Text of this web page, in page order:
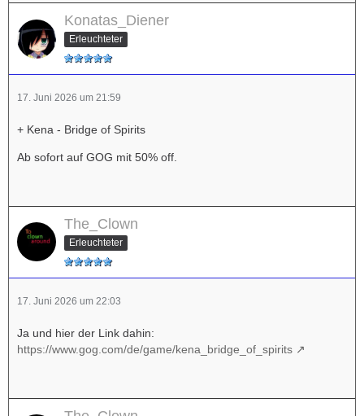
Konatas_Diener
Erleuchteter
17. Juni 2026 um 21:59
+ Kena - Bridge of Spirits
Ab sofort auf GOG mit 50% off.
The_Clown
Erleuchteter
17. Juni 2026 um 22:03
Ja und hier der Link dahin:
https://www.gog.com/de/game/kena_bridge_of_spirits